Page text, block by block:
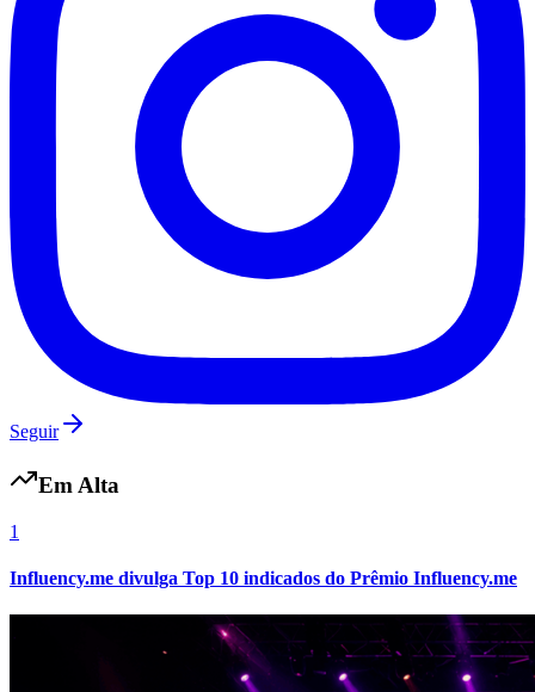
Fluminense
Seguir
Em Alta
1
Influency.me divulga Top 10 indicados do Prêmio Influency.me